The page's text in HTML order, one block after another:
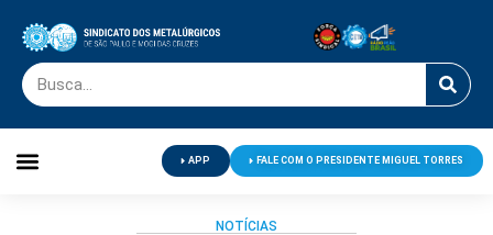
APP FALE COM O PRESIDENTE MIGUEL TORRES
NOTÍCIAS